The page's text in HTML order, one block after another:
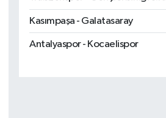
Kasımpaşa - Galatasaray
Antalyaspor - Kocaelispor